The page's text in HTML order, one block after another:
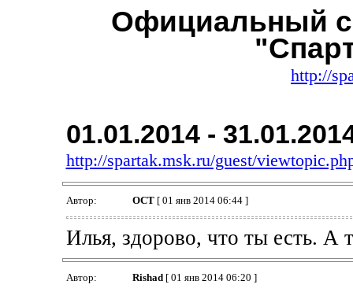
Официальный
http://
01.01.2014 -
http://spartak.msk.ru/guest/
Автор: ОСТ[ 01 янв 2014 06:44 ]
Илья, здорово, что ты есть. А
Автор: Rishad[ 01 янв 2014 06:20 ]